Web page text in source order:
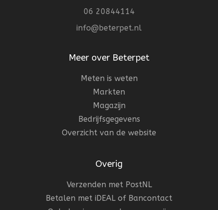
06 20844114
info@beterpet.nl
Meer over Beterpet
Meten is weten
Markten
Magazijn
Bedrijfsgegevens
Overzicht van de website
Overig
Verzenden met PostNL
Betalen met iDEAL of Bancontact